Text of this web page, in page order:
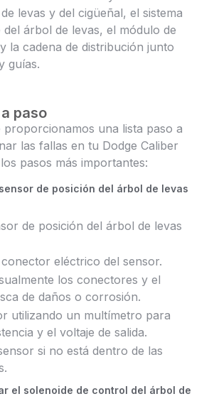
levas y del cigüeñal, el sistema
árbol de levas, el módulo de
la cadena de distribución junto
guías.
paso
una lista paso a
las fallas en tu Dodge Caliber
pasos más importantes:
de posición del árbol de levas
de posición del árbol de levas
eléctrico del sensor.
los conectores y el
de daños o corrosión.
utilizando un multímetro para
y el voltaje de salida.
si no está dentro de las
el solenoide de control del árbol de